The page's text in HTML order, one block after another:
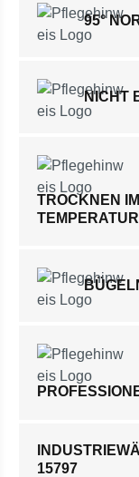
95°
NICHT
TROCKNEN
15797